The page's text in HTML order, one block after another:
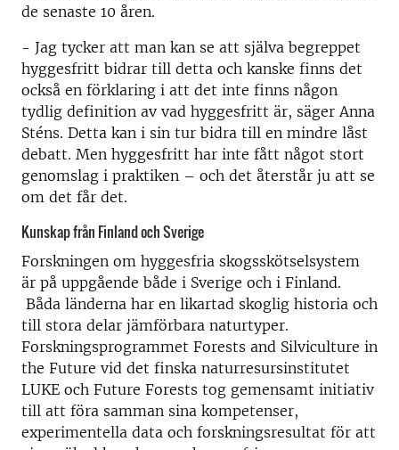
de senaste 10 åren.
- Jag tycker att man kan se att själva begreppet
hyggesfritt bidrar till detta och kanske finns det
också en förklaring i att det inte finns någon
tydlig definition av vad hyggesfritt är, säger Anna
Sténs. Detta kan i sin tur bidra till en mindre låst
debatt. Men hyggesfritt har inte fått något stort
genomslag i praktiken – och det återstår ju att se
om det får det.
Kunskap från Finland och Sverige
Forskningen om hyggesfria skogsskötselsystem
är på uppgående både i Sverige och i Finland.
Båda länderna har en likartad skoglig historia och
till stora delar jämförbara naturtyper.
Forskningsprogrammet Forests and Silviculture in
the Future vid det finska naturresursinstitutet
LUKE och Future Forests tog gemensamt initiativ
till att föra samman sina kompetenser,
experimentella data och forskningsresultat för att